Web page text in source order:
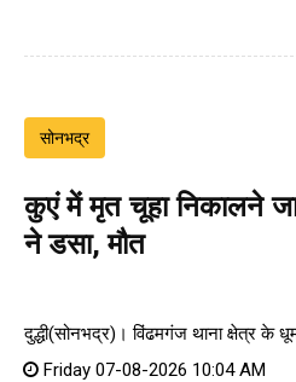
सोनभद्र
कुएं में मृत चूहा निकालने
ने डसा, मौत
दुद्धी(सोनभद्र)। विंढमगंज थाना क्षेत्र के
Friday 07-08-2026 10:04 AM